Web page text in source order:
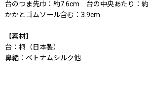
台のつま先巾：約7.6cm 台の中央あたり：
かかとゴムソール含む：3.9cm
【素材】
台：桐（日本製）
鼻緒：ベトナムシルク他